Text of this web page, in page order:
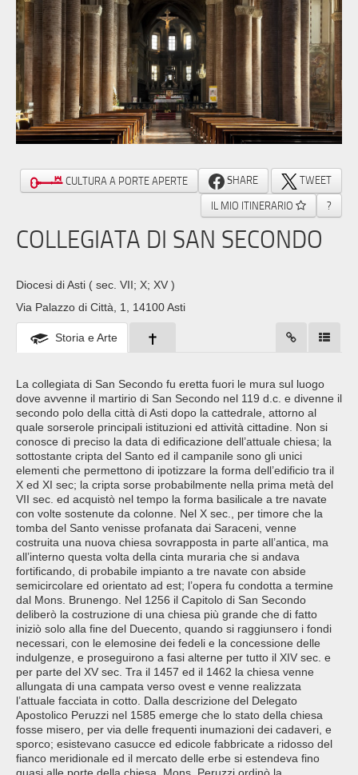
CULTURA A PORTE APERTE SHARE
TWEET
IL MIO ITINERARIO
?
COLLEGIATA DI SAN SECONDO
Diocesi di Asti ( sec. VII; X; XV )
Via Palazzo di Città, 1, 14100 Asti
Storia e Arte
La collegiata di San Secondo fu eretta fuori le mura sul luogo
dove avvenne il martirio di San Secondo nel 119 d.c. e divenne il
secondo polo della città di Asti dopo la cattedrale, attorno al
quale sorserole principali istituzioni ed attività cittadine. Non si
conosce di preciso la data di edificazione dell’attuale chiesa; la
sottostante cripta del Santo ed il campanile sono gli unici
elementi che permettono di ipotizzare la forma dell’edificio tra il
X ed XI sec; la cripta sorse probabilmente nella prima metà del
VII sec. ed acquistò nel tempo la forma basilicale a tre navate
con volte sostenute da colonne. Nel X sec., per timore che la
tomba del Santo venisse profanata dai Saraceni, venne
costruita una nuova chiesa sovrapposta in parte all’antica, ma
all’interno questa volta della cinta muraria che si andava
fortificando, di probabile impianto a tre navate con abside
semicircolare ed orientato ad est; l’opera fu condotta a termine
dal Mons. Brunengo. Nel 1256 il Capitolo di San Secondo
deliberò la costruzione di una chiesa più grande che di fatto
iniziò solo alla fine del Duecento, quando si raggiunsero i fondi
necessari, con le elemosine dei fedeli e la concessione delle
indulgenze, e proseguirono a fasi alterne per tutto il XIV sec. e
per parte del XV sec. Tra il 1457 ed il 1462 la chiesa venne
allungata di una campata verso ovest e venne realizzata
l’attuale facciata in cotto. Dalla descrizione del Delegato
Apostolico Peruzzi nel 1585 emerge che lo stato della chiesa
fosse misero, per via delle frequenti inumazioni dei cadaveri, e
sporco; esistevano casucce ed edicole fabbricate a ridosso del
fianco meridionale ed il mercato delle erbe si estendeva fino